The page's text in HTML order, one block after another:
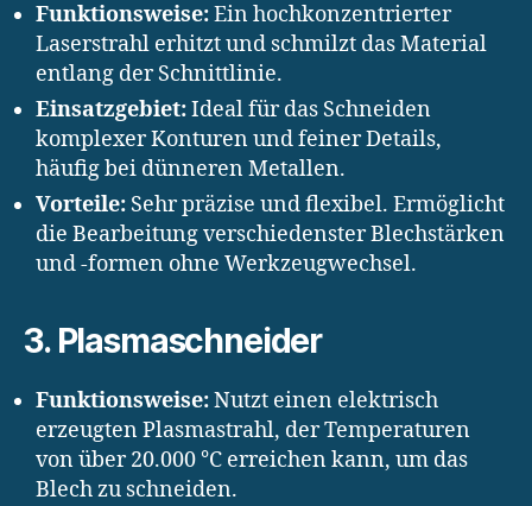
Funktionsweise:Ein hochkonzentrierter
Laserstrahl erhitzt und schmilzt das Material
entlang der Schnittlinie.
Einsatzgebiet:Ideal für das Schneiden
komplexer Konturen und feiner Details,
häufig bei dünneren Metallen.
Vorteile: Sehr präzise und flexibel. Ermöglicht
die Bearbeitung verschiedenster Blechstärken
und -formen ohne Werkzeugwechsel.
3. Plasmaschneider
Funktionsweise:Nutzt einen elektrisch
erzeugten Plasmastrahl, der Temperaturen
von über 20.000 °C erreichen kann, um das
Blech zu schneiden.